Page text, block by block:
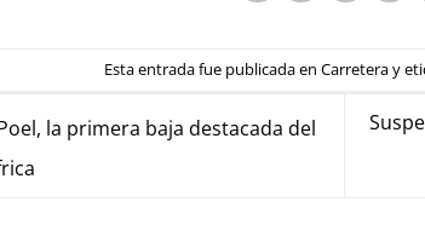
Esta entrada fue publicada enCarreteray
la primera baja destacada del